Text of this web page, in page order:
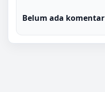
Belum ada komentar